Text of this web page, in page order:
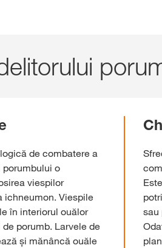
de combatere a
o
viespilor
ichneumon. Viespile
în interiorul ouălor
porumb. Larvele de
și mănâncă ouăle
sau